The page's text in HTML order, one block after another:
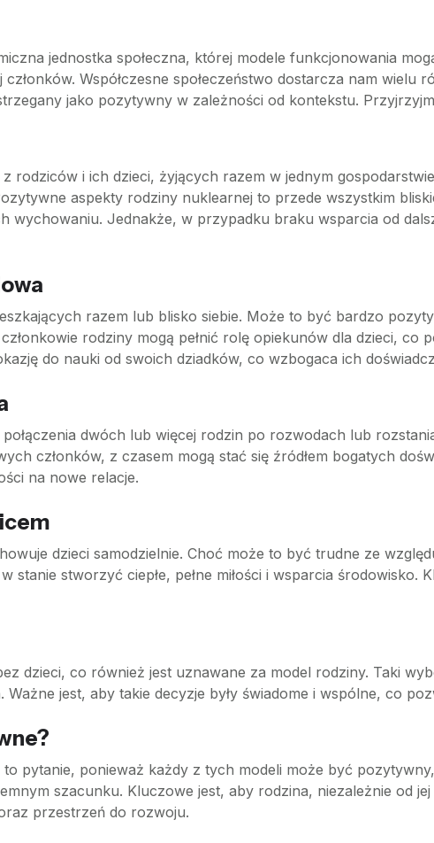
jednostka społeczna, której modele funkcjonowania
Współczesne społeczeństwo dostarcza nam
jako pozytywny w zależności od kontekstu.
rodziców i ich dzieci, żyjących razem w jednym
aspekty rodziny nuklearnej to przede wszystkim
wychowaniu. Jednakże, w przypadku braku wsparcia od
razem lub blisko siebie. Może to być bardzo
rodziny mogą pełnić rolę opiekunów dla dzieci, co
do nauki od swoich dziadków, co wzbogaca ich
dwóch lub więcej rodzin po rozwodach lub
członków, z czasem mogą stać się źródłem bogatych
na nowe relacje.
dzieci samodzielnie. Choć może to być trudne ze
stanie stworzyć ciepłe, pełne miłości i wsparcia środowisko.
dzieci, co również jest uznawane za model rodziny. Taki
jest, aby takie decyzje były świadome i wspólne, co
pytanie, ponieważ każdy z tych modeli może być
szacunku. Kluczowe jest, aby rodzina, niezależnie od
przestrzeń do rozwoju.